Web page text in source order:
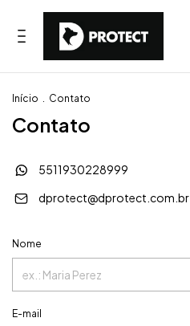
Início . Contato
Contato
5511930228999
dprotect@dprotect.com.br
Nome
E-mail